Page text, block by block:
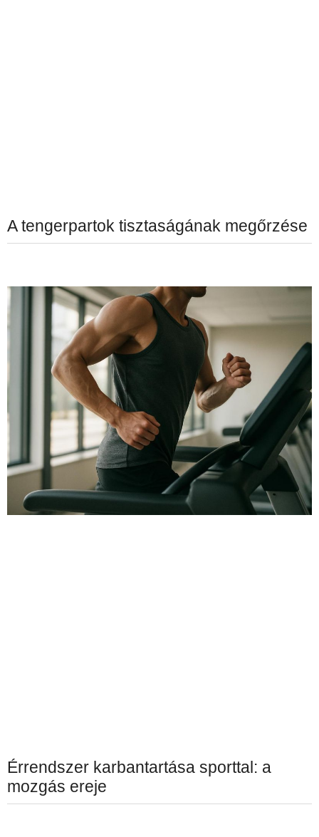
A tengerpartok tisztaságának megőrzése
Érrendszer karbantartása sporttal: a
mozgás ereje